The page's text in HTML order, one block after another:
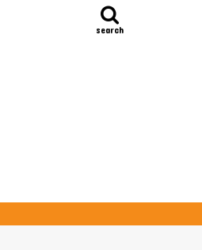
search